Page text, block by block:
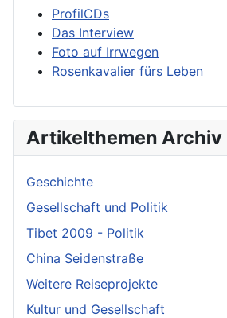
ProfilCDs
Das Interview
Foto auf Irrwegen
Rosenkavalier fürs Leben
Artikelthemen Archiv
Geschichte
Gesellschaft und Politik
Tibet 2009 - Politik
China Seidenstraße
Weitere Reiseprojekte
Kultur und Gesellschaft